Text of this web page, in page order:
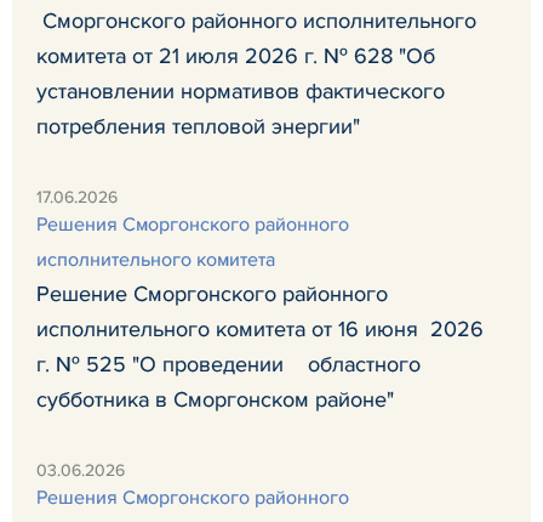
Сморгонского районного исполнительного
комитета от 21 июля 2026 г. № 628 "Об
установлении нормативов фактического
потребления тепловой энергии"
17.06.2026
Решения Сморгонского районного
исполнительного комитета
Решение Сморгонского районного
исполнительного комитета от 16 июня 2026
г. № 525 "О проведении областного
субботника в Сморгонском районе"
03.06.2026
Решения Сморгонского районного